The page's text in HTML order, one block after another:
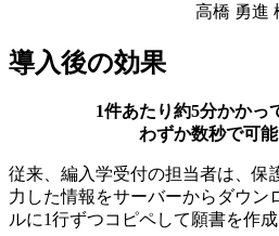
高橋 勇進
導入後の効果
1件あたり約5分かかっ
わずか数秒で可
従来、編入学受付の担当者は、保
力した情報をサーバーからダウン
ルに1行ずつコピペして願書を作成